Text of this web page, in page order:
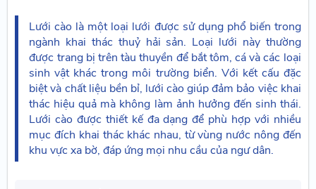
Lưới cào là một loại lưới được sử dụng phổ biến trong
ngành khai thác thuỷ hải sản. Loại lưới này thường
được trang bị trên tàu thuyền để bắt tôm, cá và các loại
sinh vật khác trong môi trường biển. Với kết cấu đặc
biệt và chất liệu bền bỉ, lưới cào giúp đảm bảo việc khai
thác hiệu quả mà không làm ảnh hưởng đến sinh thái.
Lưới cào được thiết kế đa dạng để phù hợp với nhiều
mục đích khai thác khác nhau, từ vùng nước nông đến
khu vực xa bờ, đáp ứng mọi nhu cầu của ngư dân.